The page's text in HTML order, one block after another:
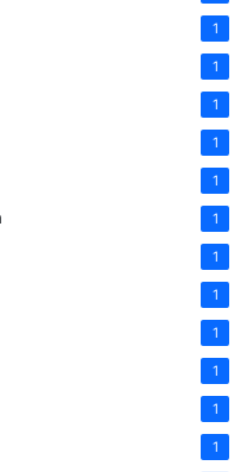
1
1
1
1
1
1
1
1
1
1
1
1